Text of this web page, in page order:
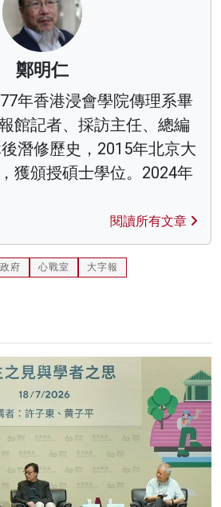
鄭明仁
年香港浸會學院傳理系畢
館記者、採訪主任、總編
潛修歷史，2015年北京大
獲頒授碩士學位。2024年
閱讀所有文章
府 心戰室 大字報